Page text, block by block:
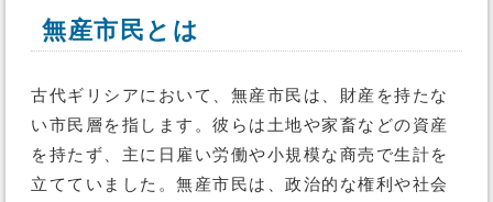
無産市民とは
古代ギリシアにおいて、無産市民は、財産を持たな
い市民層を指します。彼らは土地や家畜などの資産
を持たず、主に日雇い労働や小規模な商売で生計を
立てていました。無産市民は、政治的な権利や社会